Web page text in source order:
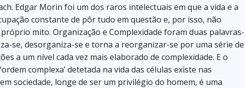
Edgar Morin foi um dos raros intelectuais em que a vida e a
constante de pôr tudo em questão e, por isso, não
mito. Organização e Complexidade foram duas palavras-
se, desorganiza-se e torna a reorganizar-se por uma série de
a um nível cada vez mais elaborado de complexidade. E o
complexa’ detetada na vida das células existe nas
sociedade, longe de ser um privilégio do homem, é uma